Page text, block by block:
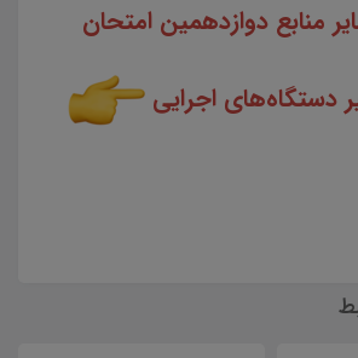
منابع دوازدهمین امتحان
دستگاه‌های اجرایی